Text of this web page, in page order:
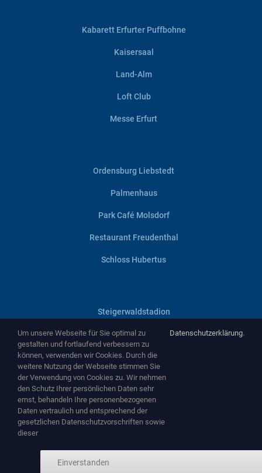
Kabarett Erfurter Puffbohne
Kaisersaal
Land-Alm
Loft Club
Messe Erfurt
Ordensburg Liebstedt
Palmenhaus
Park Café Molsdorf
Restaurant Freudenthal
Schloss Hubertus
Steigerwaldstadion
Villa Haage
Zentralheize
Zughafen
Copyright ©2026 byNEMA Entertainment GmbH
Um unsere Webseite für Sie optimal zu
gestalten und fortlaufend verbessern zu
können, verwenden wir Cookies. Durch die
weitere Nutzung der Webseite stimmen Sie
der Verwendung von Cookies zu. Wir nehmen
den Schutz Ihrer persönlichen Daten sehr
ernst, behandeln Ihre personenbezogenen
Daten vertraulich und entsprechend der
gesetzlichen Datenschutzvorschriften sowie
dieser
Datenschutzerklärung.
Einverstanden